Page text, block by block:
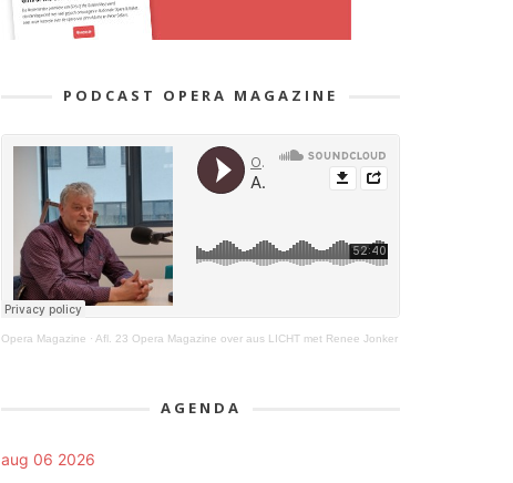
PODCAST OPERA MAGAZINE
Opera Magazine · Afl. 23 Opera Magazine over aus LICHT met Renee Jonker
AGENDA
aug 06 2026